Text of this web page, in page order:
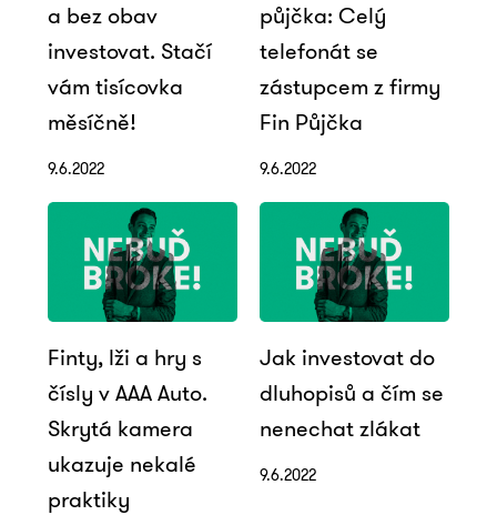
a bez obav
investovat. Stačí
vám tisícovka
měsíčně!
9.6.2022
půjčka: Celý
telefonát se
zástupcem z firmy
Fin Půjčka
9.6.2022
Finty, lži a hry s
čísly v AAA Auto.
Skrytá kamera
ukazuje nekalé
praktiky
Jak investovat do
dluhopisů a čím se
nenechat zlákat
9.6.2022